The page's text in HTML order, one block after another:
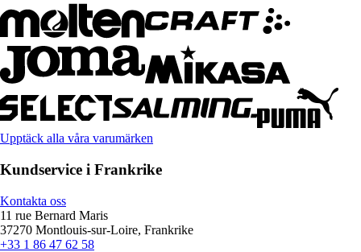
Upptäck alla våra varumärken
Kundservice i Frankrike
Kontakta oss
11 rue Bernard Maris
37270 Montlouis-sur-Loire, Frankrike
+33 1 86 47 62 58